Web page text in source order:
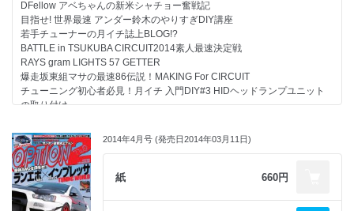
10年放置のチューンドBNR32復活プロジェクト
EXEDY CUP OPTION2 ENJOY ENDURANCE RACE 2014 Rd.1
ガールズ オン!!
OPT2注目! PRO SHOPガイド
~DRIDE S15~
~CarShop LEAD FD3S~
~RGF S15~
DFellow アベちゃんの新米シャチョー奮戦記
目指せ! 世界最速 アンダー鈴木のやりすぎDIY講座
若手チューナーの月イチ誌上BLOG!?
BATTLE in TSUKUBA CIRCUIT2014素人最速決定戦
RAYS gram LIGHTS 57 GETTER
爆走坂東組マサの最速86伝説！MAKING For CIRCUIT
チューニング初心者必見！月イチ 入門DIY#3 HIDヘッドランプユニット
の取り付け
パワーチェックミーティング 2014 in ブラックラインPower Check
Meeting2014
走り屋ガールズコレクション Girl’s on!!
スピンアウト倶楽部
NEW PARTS GALLERY 2014
NEWS＆インフォメーション
2014年4月号 (発売日2014年03月11日)
紙 660円